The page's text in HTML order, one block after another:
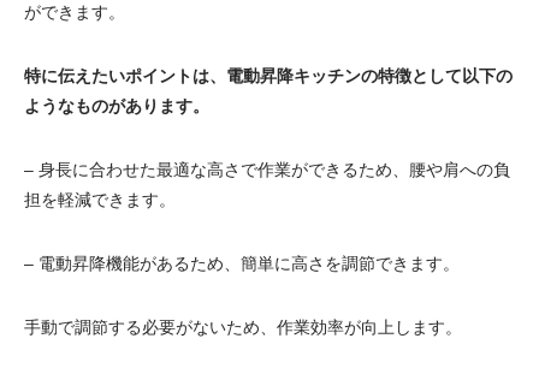
電動昇降洗面台
ができます。
特に伝えたいポイントは、電動昇降キッチンの特徴として以下の
ようなものがあります。
– 身長に合わせた最適な高さで作業ができるため、腰や肩への負
担を軽減できます。
– 電動昇降機能があるため、簡単に高さを調節できます。
手動で調節する必要がないため、作業効率が向上します。